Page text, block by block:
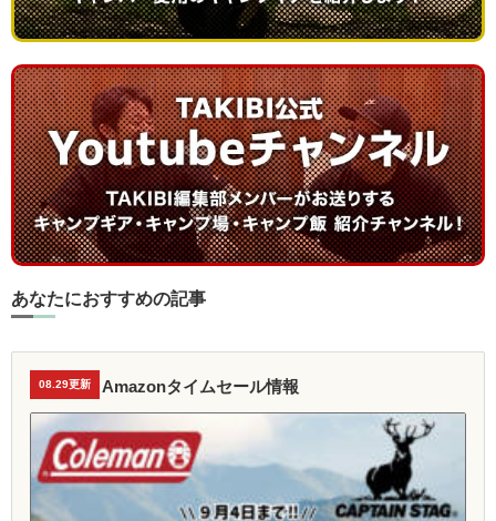
あなたにおすすめの記事
08.29更新 Amazonタイムセール情報